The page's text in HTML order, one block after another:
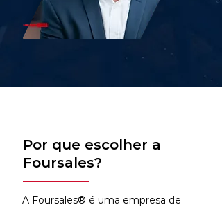
Por que escolher a
Foursales?
A Foursales® é uma empresa de